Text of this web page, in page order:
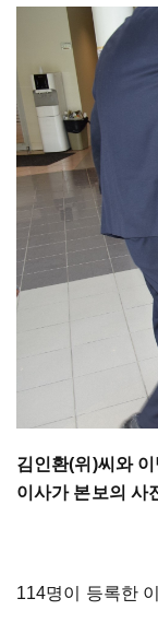
김인환(위)씨와
이사가 본보의 사
114명이 등록한